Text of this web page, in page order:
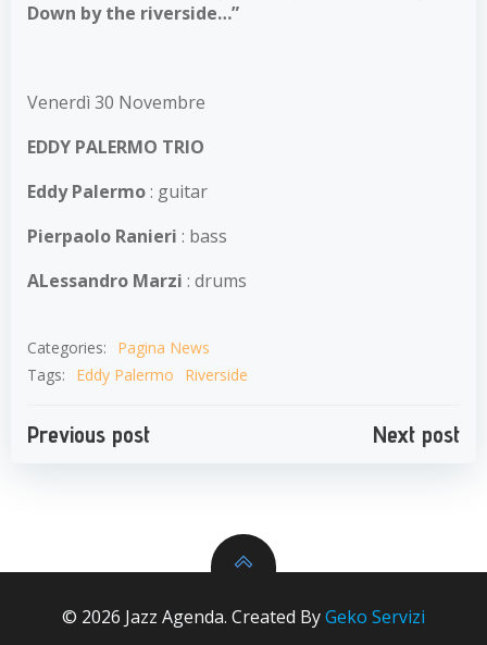
Down by the riverside…”
Venerdì 30 Novembre
EDDY PALERMO TRIO
Eddy Palermo: guitar
Pierpaolo Ranieri : bass
ALessandro Marzi : drums
Categories:
Pagina News
Tags:
Eddy Palermo Riverside
Navigazione
Previous post
Navigazione
Next post
© 2026 Jazz Agenda. Created ByGeko Servizi